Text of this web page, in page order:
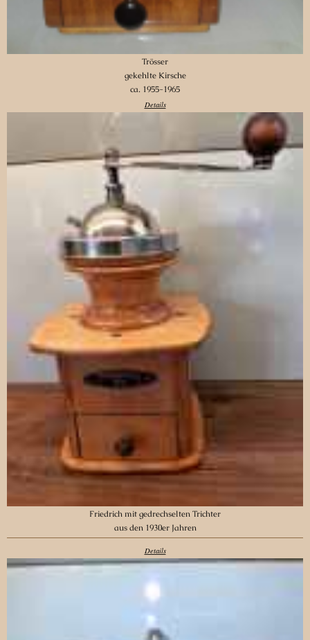
Trösser
gekehlte Kirsche
ca. 1955-1965
Details
Friedrich mit gedrechselten Trichter
aus den 1930er Jahren
Details